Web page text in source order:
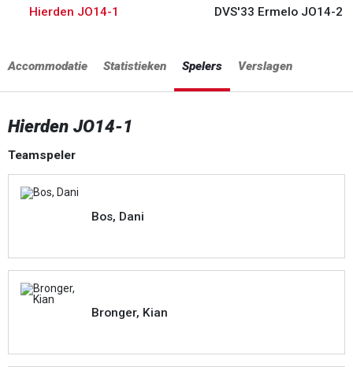
Hierden JO14-1 DVS'33 Ermelo JO14-2
Accommodatie Statistieken Spelers Verslagen
Hierden JO14-1
Teamspeler
Bos, Dani
Bronger, Kian